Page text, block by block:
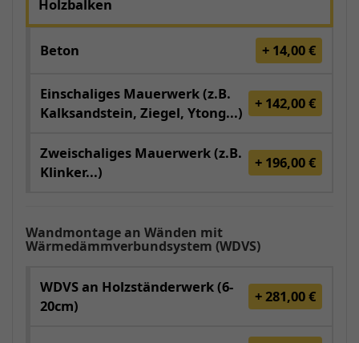
Holzbalken
Beton + 14,00 €
Einschaliges Mauerwerk (z.B.
Kalksandstein, Ziegel, Ytong...)
+ 142,00 €
Zweischaliges Mauerwerk (z.B.
Klinker...)
+ 196,00 €
Wandmontage an Wänden mit
Wärmedämmverbundsystem (WDVS)
WDVS an Holzständerwerk (6-
20cm)
+ 281,00 €